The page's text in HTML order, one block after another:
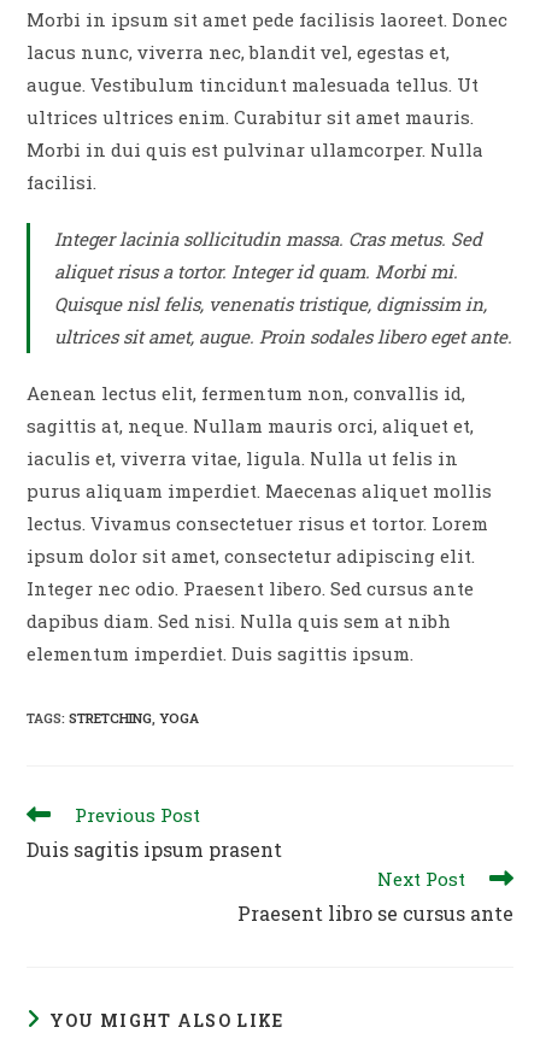
Morbi in ipsum sit amet pede facilisis laoreet. Donec
lacus nunc, viverra nec, blandit vel, egestas et,
augue. Vestibulum tincidunt malesuada tellus. Ut
ultrices ultrices enim. Curabitur sit amet mauris.
Morbi in dui quis est pulvinar ullamcorper. Nulla
facilisi.
Integer lacinia sollicitudin massa. Cras metus. Sed
aliquet risus a tortor. Integer id quam. Morbi mi.
Quisque nisl felis, venenatis tristique, dignissim in,
ultrices sit amet, augue. Proin sodales libero eget ante.
Aenean lectus elit, fermentum non, convallis id,
sagittis at, neque. Nullam mauris orci, aliquet et,
iaculis et, viverra vitae, ligula. Nulla ut felis in
purus aliquam imperdiet. Maecenas aliquet mollis
lectus. Vivamus consectetuer risus et tortor. Lorem
ipsum dolor sit amet, consectetur adipiscing elit.
Integer nec odio. Praesent libero. Sed cursus ante
dapibus diam. Sed nisi. Nulla quis sem at nibh
elementum imperdiet. Duis sagittis ipsum.
TAGS:STRETCHING, YOGA
Read
more
articles
Previous Post
Duis sagitis ipsum prasent
Next Post
Praesent libro se cursus ante
YOU MIGHT ALSO LIKE